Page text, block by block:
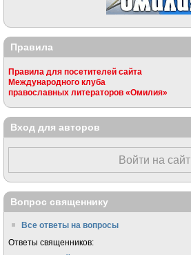
Правила
Правила для посетителей сайта
Международного клуба
православных литераторов «Омилия»
Вход для авторов
Войти на сайт
Вопрос священнику
Все ответы на вопросы
Ответы священников: